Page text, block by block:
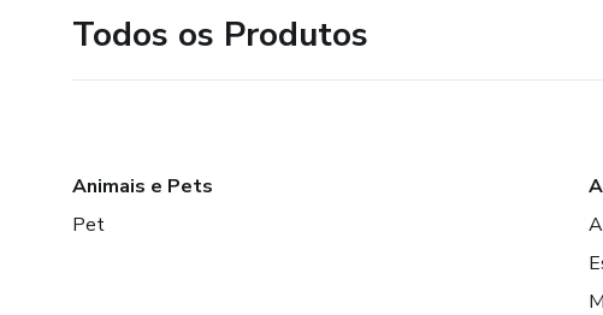
Todos os Produtos
Animais e Pets
Pet